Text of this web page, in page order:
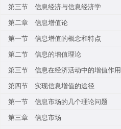
第三节 信息经济与信息经济学
第二章 信息增值论
第一节 信息增值的概念和特点
第二节 信息的增值理论
第三节 信息在经济活动中的增值作用
第四节 实现信息增值的途径
第一节 信息市场的几个理论问题
第三章 信息市场